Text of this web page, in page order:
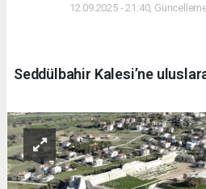
12.09.2025 - 21:40,
Seddülbahir Kalesi’ne